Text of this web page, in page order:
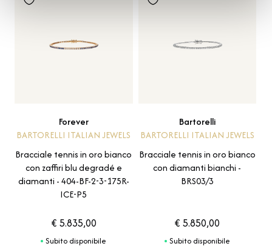
Forever
BARTORELLI ITALIAN JEWELS
Bracciale tennis in oro bianco
con zaffiri blu degradé e
diamanti - 404-BF-2-3-175R-
ICE-P5
€ 5.835,00
Subito disponibile
Bartorelli
BARTORELLI ITALIAN JEWELS
Bracciale tennis in oro bianco
con diamanti bianchi -
BRS03/3
€ 5.850,00
Subito disponibile